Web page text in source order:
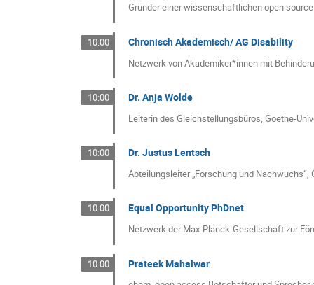
Gründer einer wissenschaftlichen open
10:00 Chronisch Akademisch/ AG Disability
Netzwerk von Akademiker*innen mit
10:00 Dr. Anja Wolde
Leiterin des Gleichstellungsbüros, Goethe-
10:00 Dr. Justus Lentsch
Abteilungsleiter „Forschung und
10:00 Equal Opportunity PhDnet
Netzwerk der Max-Planck-Gesellschaft zur
10:00 Prateek Mahalwar